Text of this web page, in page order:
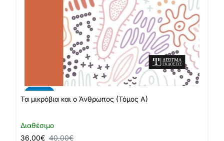
Διαθέσιμο
Τα μικρόβια και ο Άνθρωπος (Τόμος Α)
36,00€ 40,00€